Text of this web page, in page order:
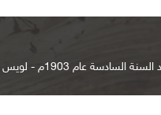
عام 1903م - لويس شيخو اليسوعي